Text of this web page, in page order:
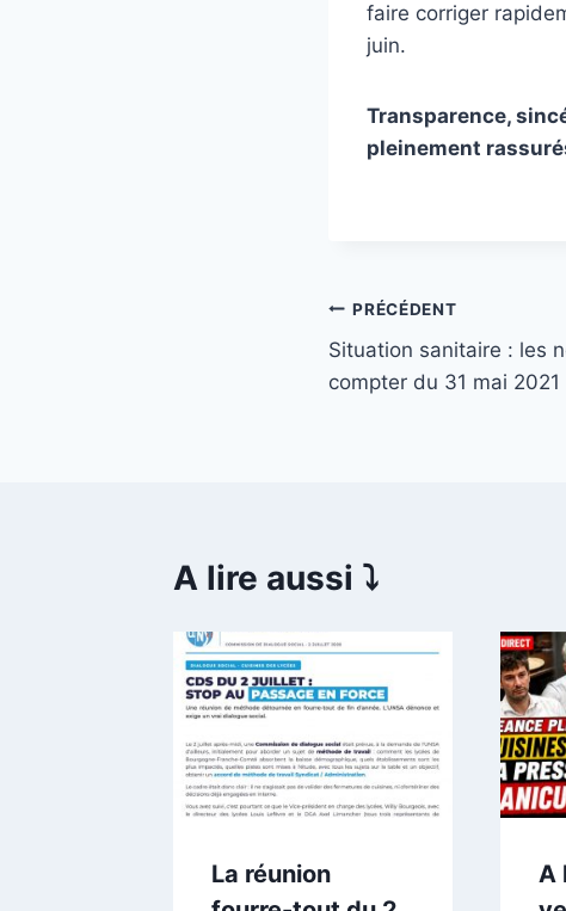
faire corriger
juin.
Transparence,
pleinement
Navigation
de
PRÉCÉDENT
Situation sanitaire : les
compter du 31 mai 2021
A lire aussi ⤵️
La réunion
A